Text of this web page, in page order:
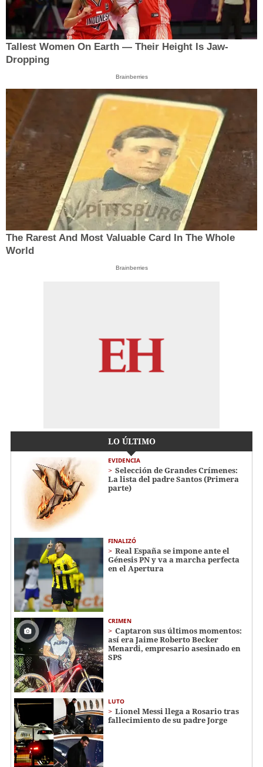
Tallest Women On Earth — Their Height Is Jaw-
Dropping
Brainberries
The Rarest And Most Valuable Card In The Whole
World
Brainberries
LO ÚLTIMO
EVIDENCIA
Selección de Grandes Crímenes:
La lista del padre Santos (Primera
parte)
FINALIZÓ
Real España se impone ante el
Génesis PN y va a marcha perfecta
en el Apertura
CRIMEN
Captaron sus últimos momentos:
así era Jaime Roberto Becker
Menardi​​​, empresario asesinado en
SPS
LUTO
Lionel Messi llega a Rosario tras
fallecimiento de su padre Jorge